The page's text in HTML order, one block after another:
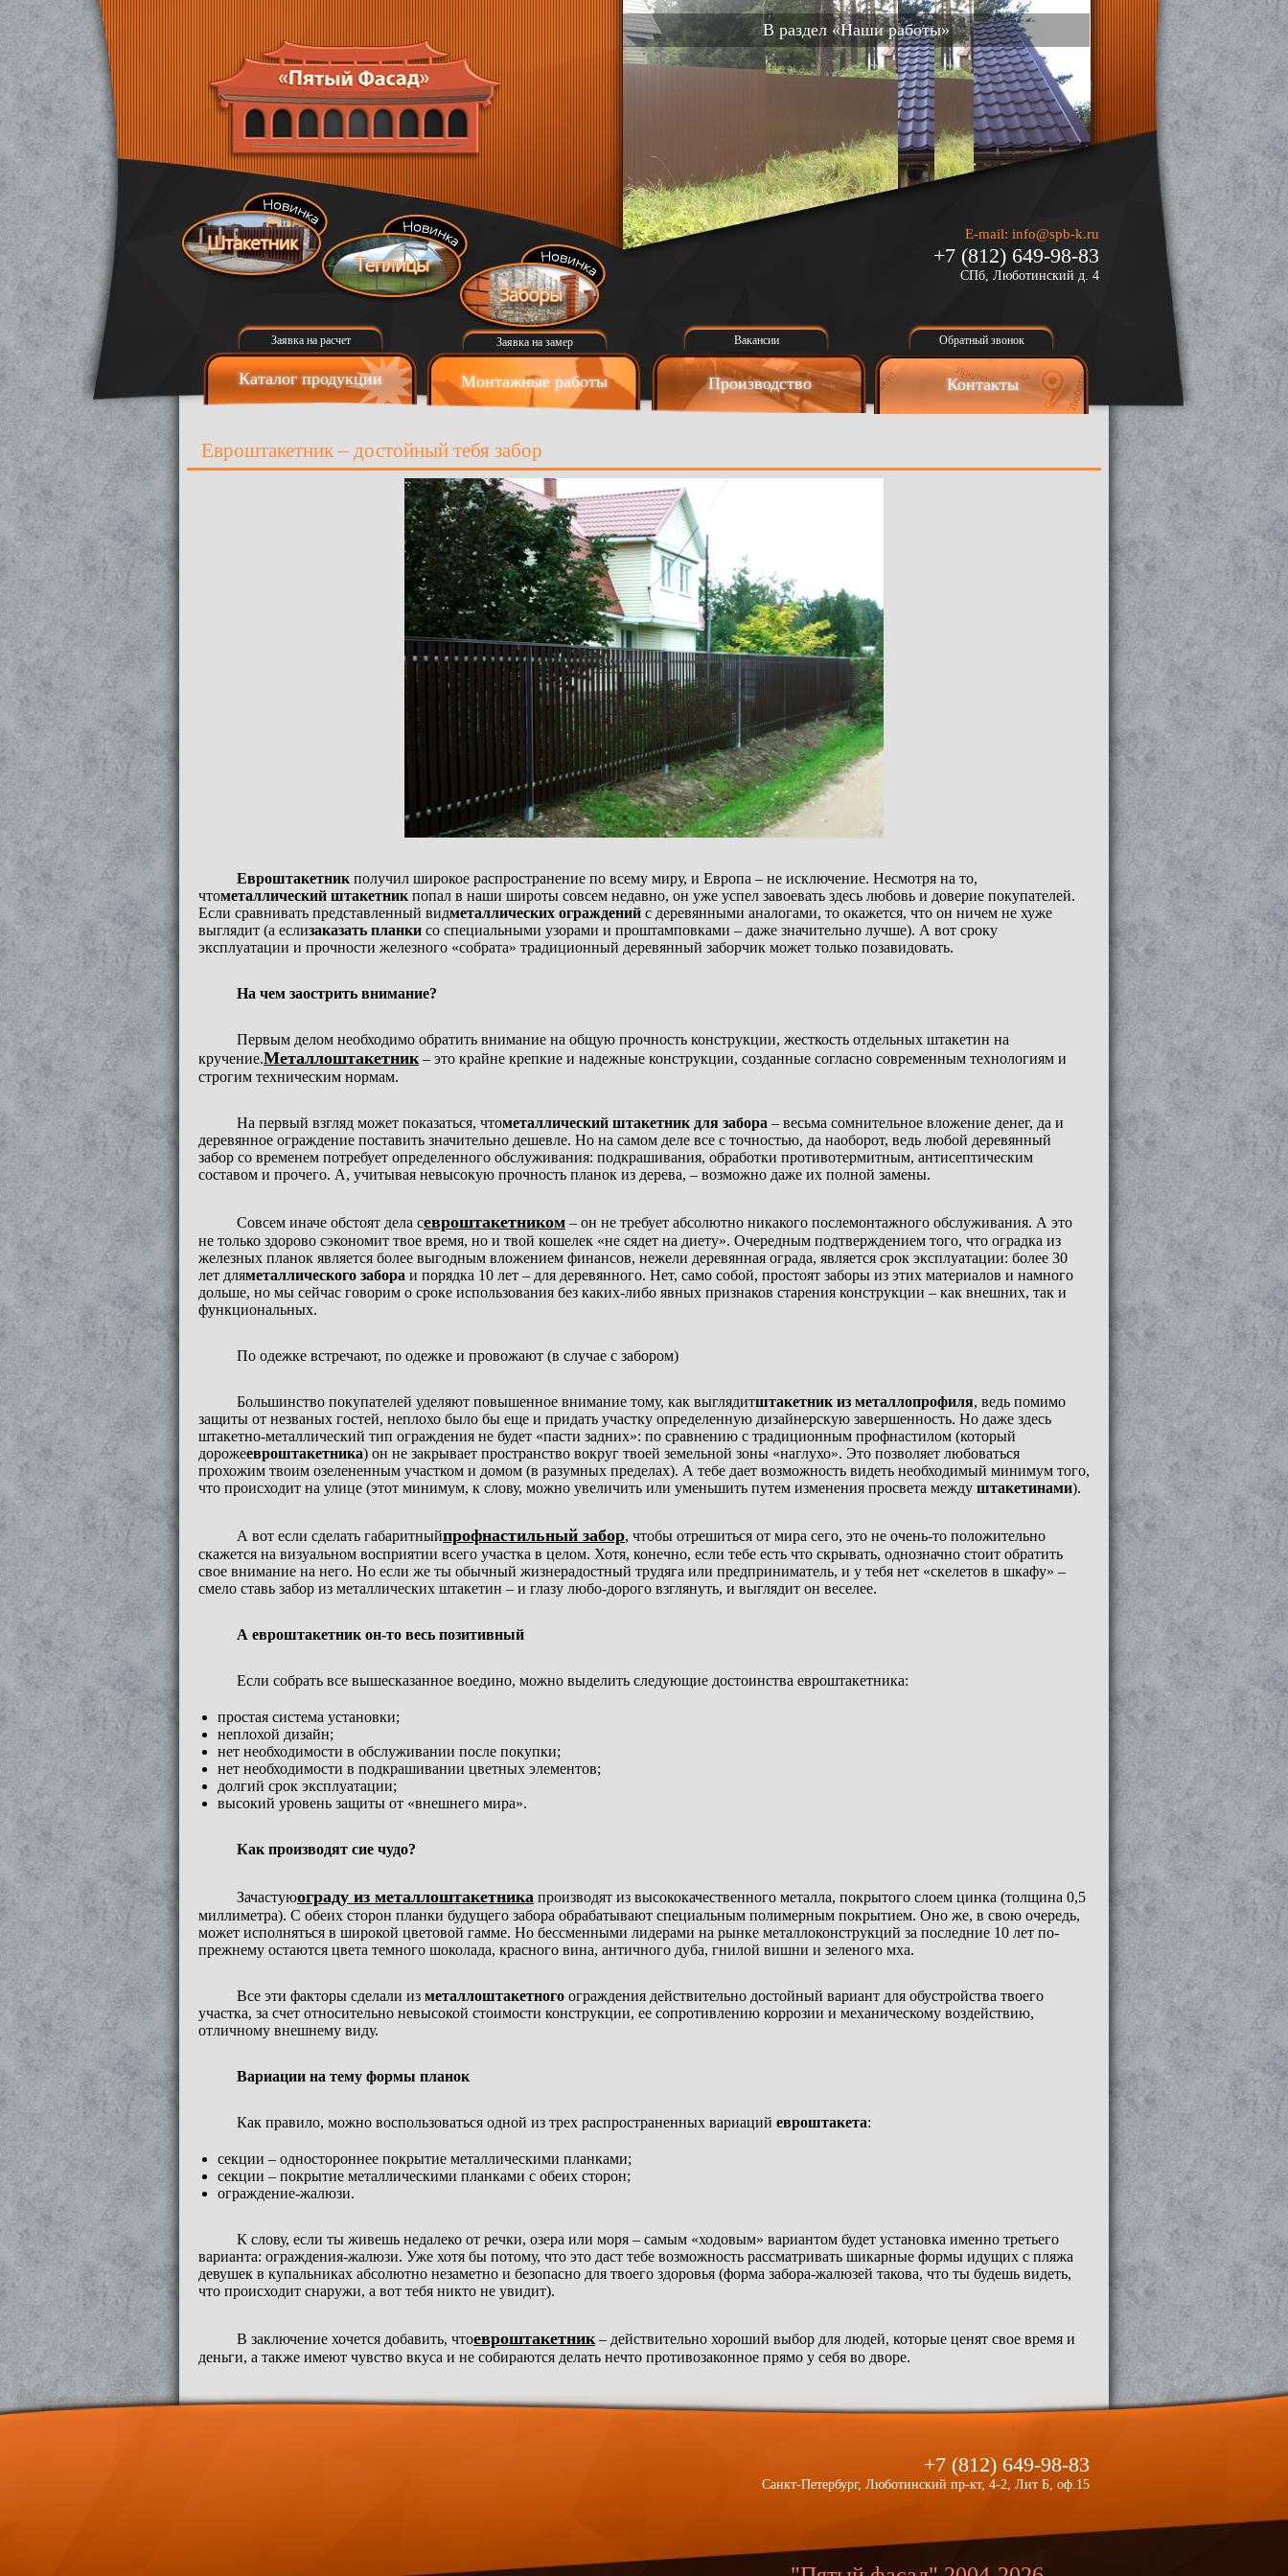
В раздел «Наши работы»
Заявка на расчет Заявка на замер Вакансии Обратный звонок
E-mail: info@spb-k.ru
+7 (812) 649-98-83
СПб, Люботинский д. 4
Каталог продукции Монтажные работы Производство Контакты
Евроштакетник – достойный тебя забор
Евроштакетник получил широкое распространение по всему миру, и Европа – не исключение. Несмотря на то,
чтометаллический штакетник попал в наши широты совсем недавно, он уже успел завоевать здесь любовь и доверие покупателей.
Если сравнивать представленный видметаллических ограждений с деревянными аналогами, то окажется, что он ничем не хуже
выглядит (а еслизаказать планки со специальными узорами и проштамповками – даже значительно лучше). А вот сроку
эксплуатации и прочности железного «собрата» традиционный деревянный заборчик может только позавидовать.
На чем заострить внимание?
Первым делом необходимо обратить внимание на общую прочность конструкции, жесткость отдельных штакетин на
кручение.Металлоштакетник – это крайне крепкие и надежные конструкции, созданные согласно современным технологиям и
строгим техническим нормам.
На первый взгляд может показаться, чтометаллический штакетник для забора – весьма сомнительное вложение денег, да и
деревянное ограждение поставить значительно дешевле. Но на самом деле все с точностью, да наоборот, ведь любой деревянный
забор со временем потребует определенного обслуживания: подкрашивания, обработки противотермитным, антисептическим
составом и прочего. А, учитывая невысокую прочность планок из дерева, – возможно даже их полной замены.
Совсем иначе обстоят дела севроштакетником – он не требует абсолютно никакого послемонтажного обслуживания. А это
не только здорово сэкономит твое время, но и твой кошелек «не сядет на диету». Очередным подтверждением того, что оградка из
железных планок является более выгодным вложением финансов, нежели деревянная ограда, является срок эксплуатации: более 30
лет дляметаллического забора и порядка 10 лет – для деревянного. Нет, само собой, простоят заборы из этих материалов и намного
дольше, но мы сейчас говорим о сроке использования без каких-либо явных признаков старения конструкции – как внешних, так и
функциональных.
По одежке встречают, по одежке и провожают (в случае с забором)
Большинство покупателей уделяют повышенное внимание тому, как выглядитштакетник из металлопрофиля, ведь помимо
защиты от незваных гостей, неплохо было бы еще и придать участку определенную дизайнерскую завершенность. Но даже здесь
штакетно-металлический тип ограждения не будет «пасти задних»: по сравнению с традиционным профнастилом (который
дорожеевроштакетника) он не закрывает пространство вокруг твоей земельной зоны «наглухо». Это позволяет любоваться
прохожим твоим озелененным участком и домом (в разумных пределах). А тебе дает возможность видеть необходимый минимум того,
что происходит на улице (этот минимум, к слову, можно увеличить или уменьшить путем изменения просвета между штакетинами).
А вот если сделать габаритныйпрофнастильный забор, чтобы отрешиться от мира сего, это не очень-то положительно
скажется на визуальном восприятии всего участка в целом. Хотя, конечно, если тебе есть что скрывать, однозначно стоит обратить
свое внимание на него. Но если же ты обычный жизнерадостный трудяга или предприниматель, и у тебя нет «скелетов в шкафу» –
смело ставь забор из металлических штакетин – и глазу любо-дорого взглянуть, и выглядит он веселее.
А евроштакетник он-то весь позитивный
Если собрать все вышесказанное воедино, можно выделить следующие достоинства евроштакетника:
простая система установки;
неплохой дизайн;
нет необходимости в обслуживании после покупки;
нет необходимости в подкрашивании цветных элементов;
долгий срок эксплуатации;
высокий уровень защиты от «внешнего мира».
Как производят сие чудо?
Зачастуюограду из металлоштакетника производят из высококачественного металла, покрытого слоем цинка (толщина 0,5
миллиметра). С обеих сторон планки будущего забора обрабатывают специальным полимерным покрытием. Оно же, в свою очередь,
может исполняться в широкой цветовой гамме. Но бессменными лидерами на рынке металлоконструкций за последние 10 лет по-
прежнему остаются цвета темного шоколада, красного вина, античного дуба, гнилой вишни и зеленого мха.
Все эти факторы сделали из металлоштакетного ограждения действительно достойный вариант для обустройства твоего
участка, за счет относительно невысокой стоимости конструкции, ее сопротивлению коррозии и механическому воздействию,
отличному внешнему виду.
Вариации на тему формы планок
Как правило, можно воспользоваться одной из трех распространенных вариаций евроштакета:
секции – одностороннее покрытие металлическими планками;
секции – покрытие металлическими планками с обеих сторон;
ограждение-жалюзи.
К слову, если ты живешь недалеко от речки, озера или моря – самым «ходовым» вариантом будет установка именно третьего
варианта: ограждения-жалюзи. Уже хотя бы потому, что это даст тебе возможность рассматривать шикарные формы идущих с пляжа
девушек в купальниках абсолютно незаметно и безопасно для твоего здоровья (форма забора-жалюзей такова, что ты будешь видеть,
что происходит снаружи, а вот тебя никто не увидит).
В заключение хочется добавить, чтоевроштакетник – действительно хороший выбор для людей, которые ценят свое время и
деньги, а также имеют чувство вкуса и не собираются делать нечто противозаконное прямо у себя во дворе.
+7 (812) 649-98-83
Санкт-Петербург, Люботинский пр-кт, 4-2, Лит Б, оф.15